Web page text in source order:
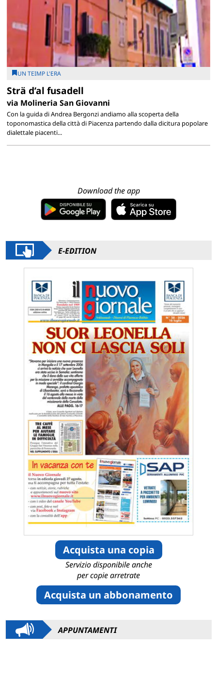
UN TEIMP L'ERA
Strä d’al fusadell
via Molineria San Giovanni
Con la guida di Andrea Bergonzi andiamo alla scoperta della
toponomastica della città di Piacenza partendo dalla dicitura popolare
dialettale piacenti...
Download the app
E-EDITION
Acquista una copia
Servizio disponibile anche
per copie arretrate
Acquista un abbonamento
APPUNTAMENTI